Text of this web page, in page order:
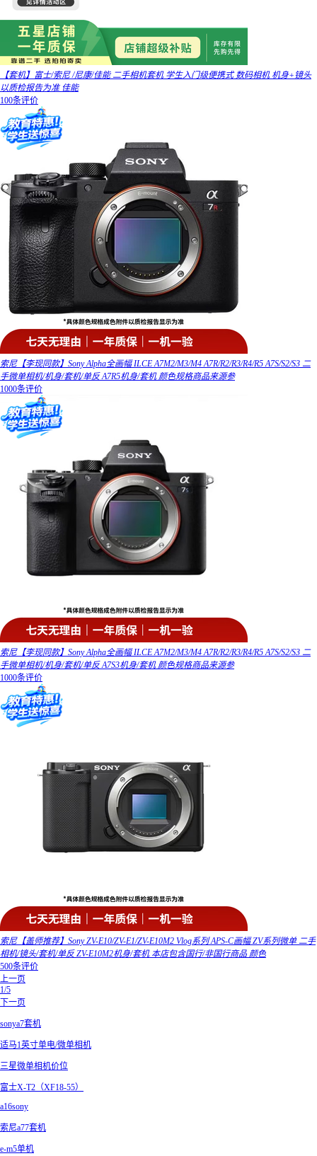
【套机】富士/索尼 /尼康/佳能 二手相机套机 学生入门级便携式 数码相机 机身+镜头
以质检报告为准 佳能
100条评价
索尼【李现同款】Sony Alpha全画幅 ILCE A7M2/M3/M4 A7R/R2/R3/R4/R5 A7S/S2/S3 二
手微单相机/机身/套机/单反 A7R5机身/套机 颜色规格商品来源参
1000条评价
索尼【李现同款】Sony Alpha全画幅 ILCE A7M2/M3/M4 A7R/R2/R3/R4/R5 A7S/S2/S3 二
手微单相机/机身/套机/单反 A7S3机身/套机 颜色规格商品来源参
1000条评价
索尼【盖师推荐】Sony ZV-E10/ZV-E1/ZV-E10M2 Vlog系列 APS-C画幅 ZV系列微单 二手
相机/镜头/套机/单反 ZV-E10M2机身/套机 本店包含国行/非国行商品 颜色
500条评价
上一页
1/5
下一页
sonya7套机
适马1英寸单电/微单相机
三星微单相机价位
富士X-T2（XF18-55）
a16sony
索尼a77套机
e-m5单机